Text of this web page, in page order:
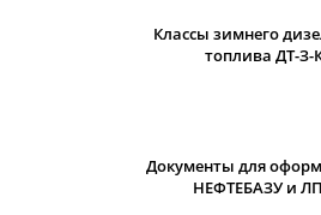
Классы зимнего
топлива ДТ-З-
Документы для
НЕФТЕБАЗУ и